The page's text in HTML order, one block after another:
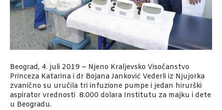
Beograd, 4. juli 2019 – Njeno Kraljevsko Visočanstvo
Princeza Katarina i dr Bojana Janković Vederli iz Njujorka
zvanično su uručila tri infuzione pumpe i jedan hirurški
aspirator vrednosti 8.000 dolara Institutu za majku i dete
u Beogradu.